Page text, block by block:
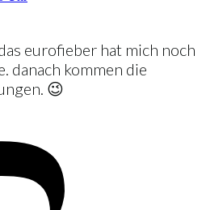
eurofieber hat mich noch
danach kommen die
😉